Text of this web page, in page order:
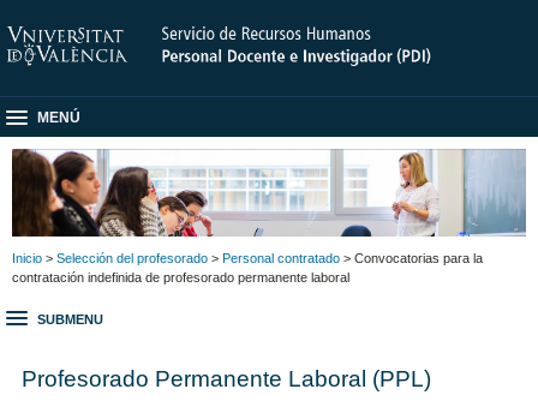
MENÚ
Inicio > Selección del profesorado > Personal contratado > Convocatorias para la
contratación indefinida de profesorado permanente laboral
SUBMENU
Profesorado Permanente Laboral (PPL)